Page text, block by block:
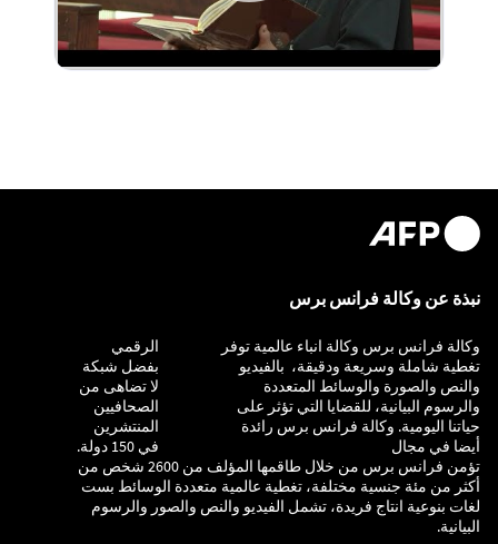
نبذة عن وكالة فرانس برس
وكالة فرانس برس وكالة انباء عالمية توفر
تغطية شاملة وسريعة ودقيقة، بالفيديو
والنص والصورة والوسائط المتعددة
والرسوم البيانية، للقضايا التي تؤثر على
حياتنا اليومية. وكالة فرانس برس رائدة
أيضا في مجال
الرقمي
بفضل شبكة
لا تضاهى من
الصحافيين
المنتشرين
في 150 دولة.
تؤمن فرانس برس من خلال طاقمها المؤلف من 2600 شخص من
أكثر من مئة جنسية مختلفة، تغطية عالمية متعددة الوسائط بست
لغات بنوعية انتاج فريدة، تشمل الفيديو والنص والصور والرسوم
البيانية.